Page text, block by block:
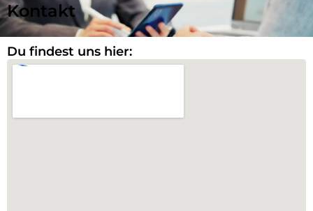
Kontakt
Du findest uns hier: